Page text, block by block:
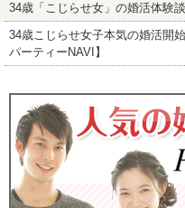
34歳「こじらせ女」の婚活体験
34歳こじらせ女子本気の婚活開
パーティーNAVI】